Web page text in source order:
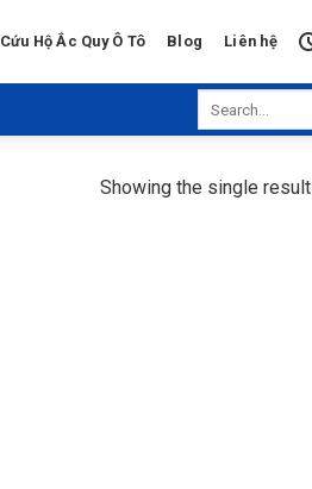
Cứu Hộ Ắc Quy Ô Tô Blog Liên hệ
Showing the single result